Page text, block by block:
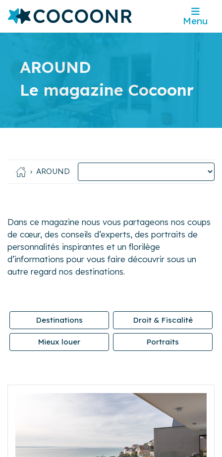
Menu
AROUND
Le magazine Cocoonr
AROUND
Dans ce magazine nous vous partageons nos coups
de cœur, des conseils d’experts, des portraits de
personnalités inspirantes et un florilège
d’informations pour vous faire découvrir sous un
autre regard nos destinations.
Destinations Droit & Fiscalité
Mieux louer Portraits